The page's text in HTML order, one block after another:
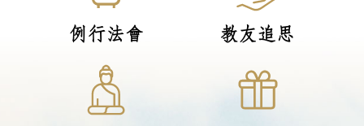
例行法會 教友追思